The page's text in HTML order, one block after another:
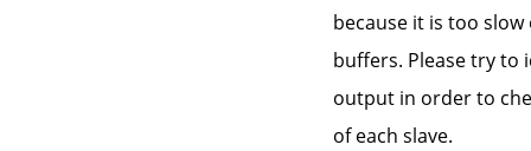
because it is too
buffers. Please try to
output in order to
of each slave.